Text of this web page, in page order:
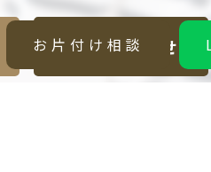
お問い合わせ
お片付け相談